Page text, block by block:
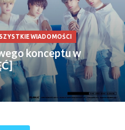
WIADOMOŚCI
konceptu w